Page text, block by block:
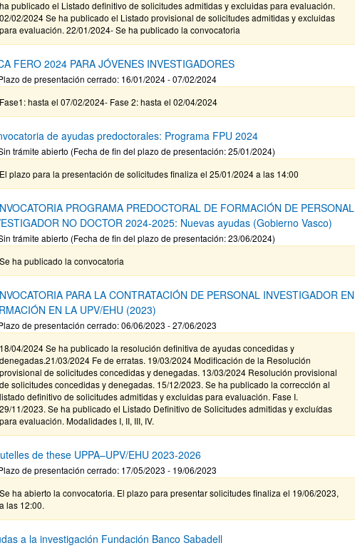
ha publicado el Listado definitivo de solicitudes admitidas y excluidas para evaluación.
02/02/2024 Se ha publicado el Listado provisional de solicitudes admitidas y excluidas
para evaluación. 22/01/2024- Se ha publicado la convocatoria
FERO 2024 PARA JÓVENES INVESTIGADORES
de presentación cerrado: 16/01/2024 - 07/02/2024
Fase1: hasta el 07/02/2024- Fase 2: hasta el 02/04/2024
de ayudas predoctorales: Programa FPU 2024
trámite abierto (Fecha de fin del plazo de presentación: 25/01/2024)
El plazo para la presentación de solicitudes finaliza el 25/01/2024 a las 14:00
PROGRAMA PREDOCTORAL DE FORMACIÓN DE PERSONAL
NO DOCTOR 2024-2025: Nuevas ayudas (Gobierno Vasco)
trámite abierto (Fecha de fin del plazo de presentación: 23/06/2024)
Se ha publicado la convocatoria
PARA LA CONTRATACIÓN DE PERSONAL INVESTIGADOR EN
EN LA UPV/EHU (2023)
de presentación cerrado: 06/06/2023 - 27/06/2023
18/04/2024 Se ha publicado la resolución definitiva de ayudas concedidas y
denegadas.21/03/2024 Fe de erratas. 19/03/2024 Modificación de la Resolución
provisional de solicitudes concedidas y denegadas. 13/03/2024 Resolución provisional
de solicitudes concedidas y denegadas. 15/12/2023. Se ha publicado la corrección al
listado definitivo de solicitudes admitidas y excluidas para evaluación. Fase I.
29/11/2023. Se ha publicado el Listado Definitivo de Solicitudes admitidas y excluídas
para evaluación. Modalidades I, II, III, IV.
de these UPPA–UPV/EHU 2023-2026
de presentación cerrado: 17/05/2023 - 19/06/2023
Se ha abierto la convocatoria. El plazo para presentar solicitudes finaliza el 19/06/2023,
a las 12:00.
a la investigación Fundación Banco Sabadell